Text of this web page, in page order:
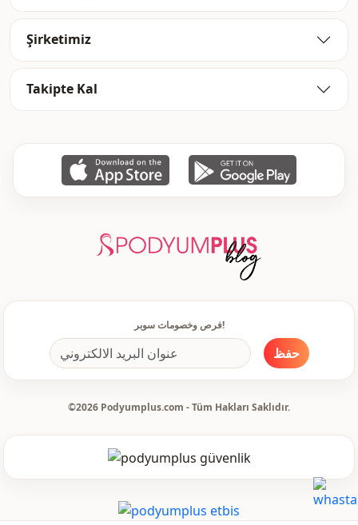
Şirketimiz
Takipte Kal
فرص وخصومات سوبر!
حفظ
©2026 Podyumplus.com - Tüm Hakları Saklıdır.